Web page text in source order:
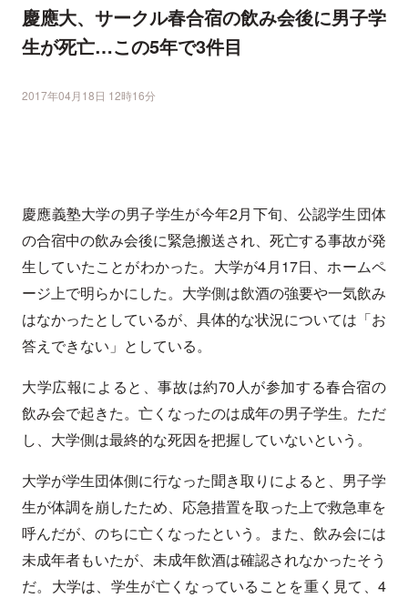
慶應大、サークル春合宿の飲み会後に男子学
生が死亡…この5年で3件目
2017年04月18日 12時16分
慶應義塾大学の男子学生が今年2月下旬、公認学生団体
の合宿中の飲み会後に緊急搬送され、死亡する事故が発
生していたことがわかった。大学が4月17日、ホームペ
ージ上で明らかにした。大学側は飲酒の強要や一気飲み
はなかったとしているが、具体的な状況については「お
答えできない」としている。
大学広報によると、事故は約70人が参加する春合宿の
飲み会で起きた。亡くなったのは成年の男子学生。ただ
し、大学側は最終的な死因を把握していないという。
大学が学生団体側に行なった聞き取りによると、男子学
生が体調を崩したため、応急措置を取った上で救急車を
呼んだが、のちに亡くなったという。また、飲み会には
未成年者もいたが、未成年飲酒は確認されなかったそう
だ。大学は、学生が亡くなっていることを重く見て、4